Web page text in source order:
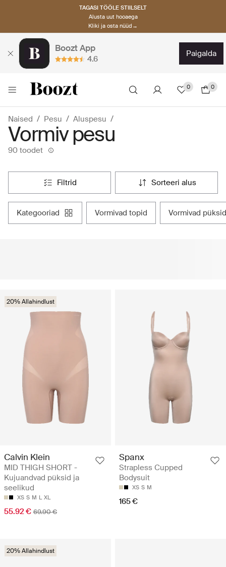
TAGASI TÖÖLE STIILSELT
Alusta uut hooaega
Kliki ja osta nüüd→
Boozt App
4.6
paigalda
0 0
Naised Pesu Aluspesu
Vormiv pesu
90 toodet
filtrid sorteeri alus
kategooriad vormivad topid vormivad
20% Allahindlust
Calvin Klein
MID THIGH SHORT -
Kujuandvad püksid ja
seelikud
XS S M L XL
55.92 € 69.90 €
Spanx
Strapless Cupped
Bodysuit
XS S M
165 €
20% Allahindlust